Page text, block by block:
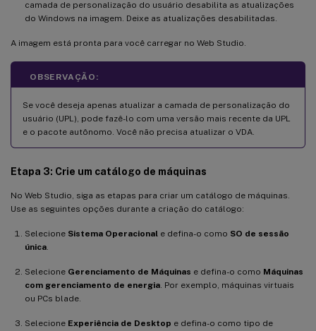
camada de personalização do usuário desabilita as atualizações
do Windows na imagem. Deixe as atualizações desabilitadas.
A imagem está pronta para você carregar no Web Studio.
OBSERVAÇÃO:
Se você deseja apenas atualizar a camada de personalização do
usuário (UPL), pode fazê-lo com uma versão mais recente da UPL
e o pacote autônomo. Você não precisa atualizar o VDA.
Etapa 3: Crie um catálogo de máquinas
No Web Studio, siga as etapas para criar um catálogo de máquinas.
Use as seguintes opções durante a criação do catálogo:
Selecione Sistema Operacional e defina-o como SO de sessão
única.
Selecione Gerenciamento de Máquinas e defina-o como Máquinas
com gerenciamento de energia. Por exemplo, máquinas virtuais
ou PCs blade.
Selecione Experiência de Desktop e defina-o como tipo de